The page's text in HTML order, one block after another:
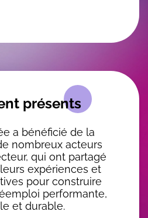
présents
a bénéficié de la
nombreux acteurs
qui ont partagé
expériences et
pour construire
performante,
et durable.